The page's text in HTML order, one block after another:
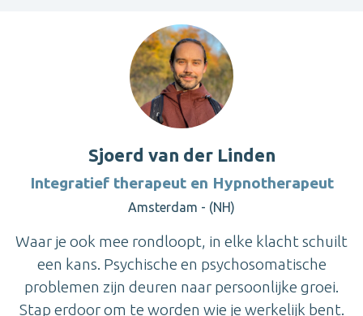
Sjoerd van der Linden
Integratief therapeut en Hypnotherapeut
Amsterdam - (NH)
Waar je ook mee rondloopt, in elke klacht schuilt
een kans. Psychische en psychosomatische
problemen zijn deuren naar persoonlijke groei.
Stap erdoor om te worden wie je werkelijk bent.